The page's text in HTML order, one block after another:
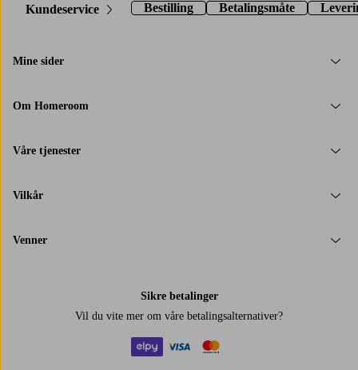
Kundeservice Bestilling Betalingsmåte
Mine sider
Om Homeroom
Våre tjenester
Vilkår
Venner
Sikre betalinger
Vil du vite mer om våre betalingsalternativer?